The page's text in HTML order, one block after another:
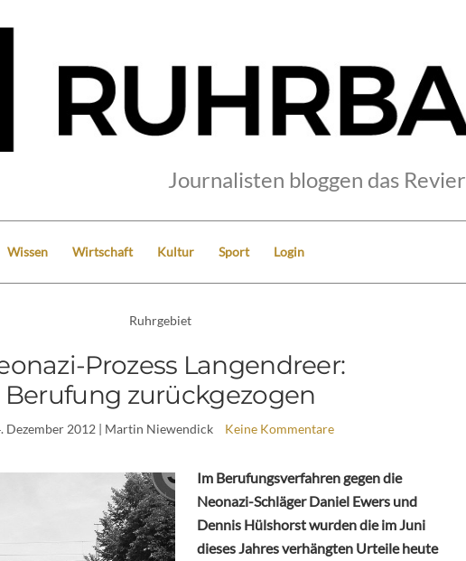
Journalisten bloggen das Revier
Wissen Wirtschaft Kultur Sport Login
Ruhrgebiet
Prozess Langendreer:
Berufung zurückgezogen
Dezember 2012 | Martin Niewendick Keine Kommentare
Im Berufungsverfahren gegen die
Neonazi-Schläger Daniel Ewers und
Dennis Hülshorst wurden die im Juni
dieses Jahres verhängten Urteile heute